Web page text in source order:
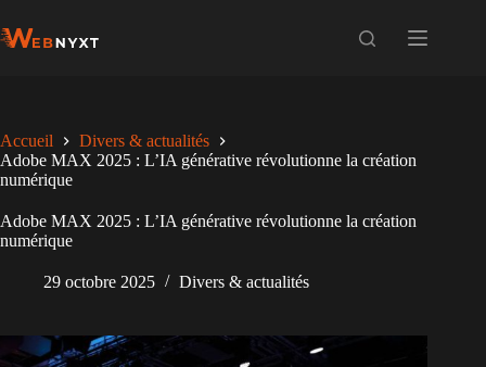
au
contenu
Accueil
Divers & actualités
Adobe MAX 2025 : L’IA générative révolutionne la création
numérique
Adobe MAX 2025 : L’IA générative révolutionne la création
numérique
29 octobre 2025 Divers & actualités